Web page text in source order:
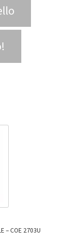
CITOFONO MINI 2 PULSANTI, UNIVERSALE – COE 2703U